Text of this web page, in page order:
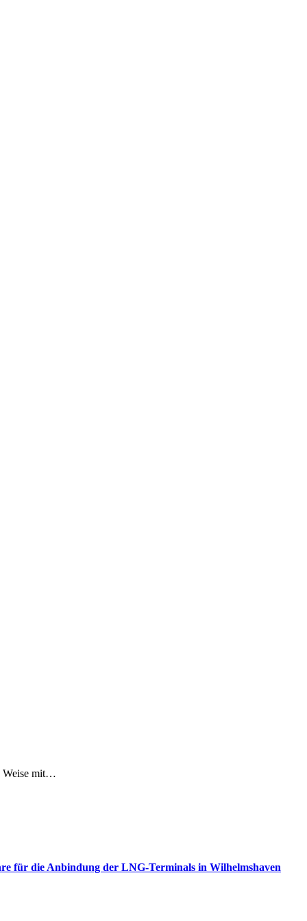
Weise mit…
für die Anbindung der LNG-Terminals in Wilhelmshaven